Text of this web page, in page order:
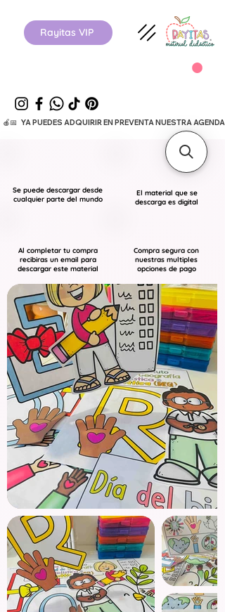
Rayitas VIP
🍎📅   YA PUEDES ADQUIRIR EN PREVENTA NUESTRA
El material que se
descarga es digital
Se puede descargar desde
cualquier parte del mundo
Compra segura con
nuestras multiples
opciones de pago
Al completar tu compra
recibiras un email para
descargar este material